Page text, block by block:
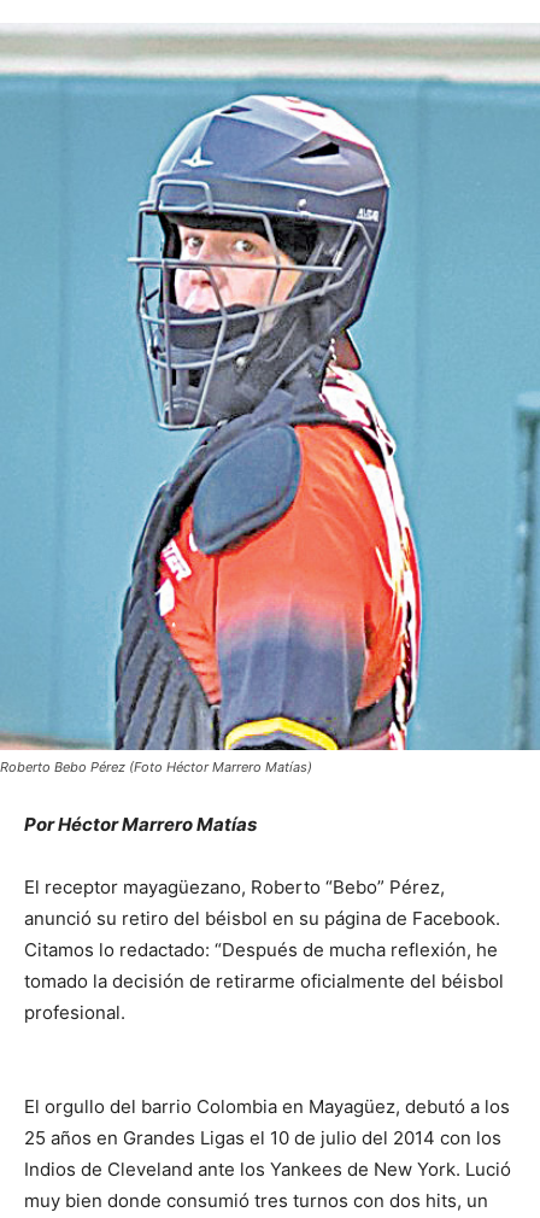
Roberto Bebo Pérez (Foto Héctor Marrero Matías)
Por Héctor Marrero Matías
El receptor mayagüezano, Roberto “Bebo” Pérez,
anunció su retiro del béisbol en su página de Facebook.
Citamos lo redactado: “Después de mucha reflexión, he
tomado la decisión de retirarme oficialmente del béisbol
profesional.
El orgullo del barrio Colombia en Mayagüez, debutó a los
25 años en Grandes Ligas el 10 de julio del 2014 con los
Indios de Cleveland ante los Yankees de New York. Lució
muy bien donde consumió tres turnos con dos hits, un